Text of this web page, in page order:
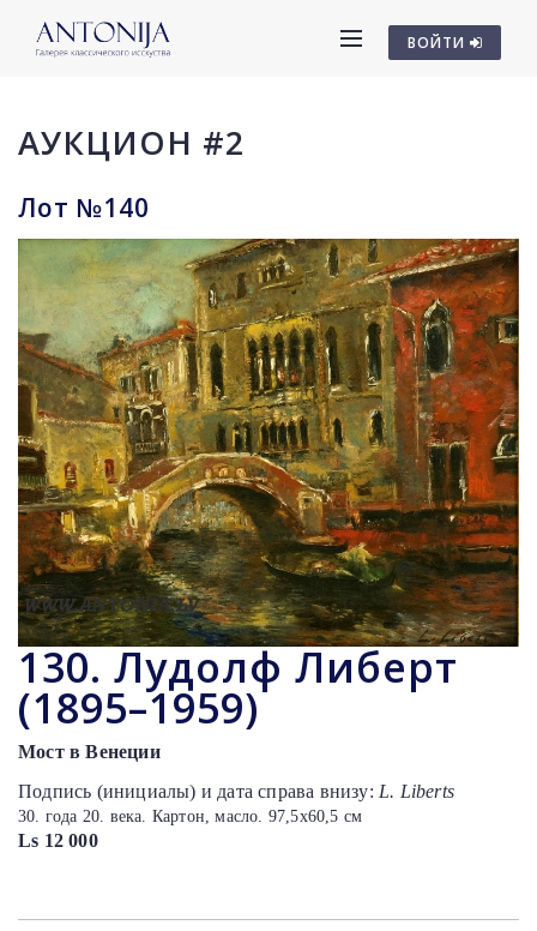
ВОЙТИ
АУКЦИОН #2
Лот №140
130. Лудолф Либерт
(1895–1959)
Мост в Венеции
Подпись (инициалы) и дата справа внизу: L. Liberts
30. года 20. века. Картон, масло. 97,5х60,5 см
Ls 12 000